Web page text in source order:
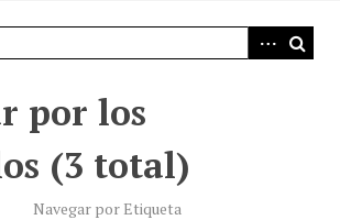
por los
(3 total)
Navegar por Etiqueta